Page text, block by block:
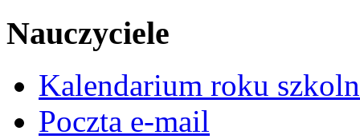
Nauczyciele
Kalendarium roku
Poczta e-mail